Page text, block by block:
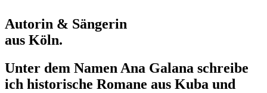
Autorin & Sängerin
aus Köln.
Unter dem Namen Ana Galana schreibe
ich historische Romane aus Kuba und